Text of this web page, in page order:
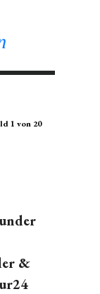
1 von 20
&